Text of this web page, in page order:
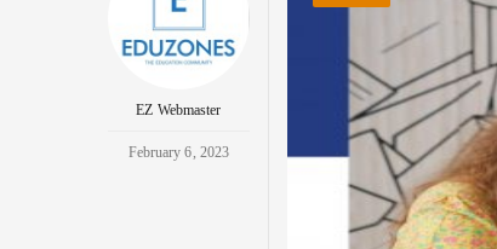
EZ Webmaster
February 6, 2023